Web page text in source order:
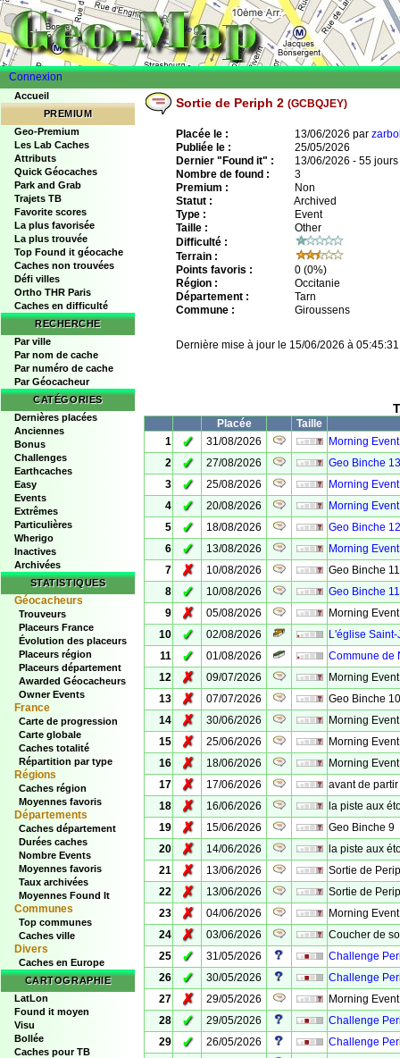
Connexion
Accueil
PREMIUM
Geo-Premium
Les Lab Caches
Attributs
Quick Géocaches
Park and Grab
Trajets TB
Favorite scores
La plus favorisée
La plus trouvée
Top Found it géocache
Caches non trouvées
Défi villes
Ortho THR Paris
Caches en difficulté
RECHERCHE
Par ville
Par nom de cache
Par numéro de cache
Par Géocacheur
CATÉGORIES
Dernières placées
Anciennes
Bonus
Challenges
Earthcaches
Easy
Events
Extrêmes
Particulières
Wherigo
Inactives
Archivées
STATISTIQUES
Géocacheurs
Trouveurs
Placeurs France
Évolution des placeurs
Placeurs région
Placeurs département
Awarded Géocacheurs
Owner Events
France
Carte de progression
Carte globale
Caches totalité
Répartition par type
Régions
Caches région
Moyennes favoris
Départements
Caches département
Durées caches
Nombre Events
Moyennes favoris
Taux archivées
Moyennes Found It
Communes
Top communes
Caches ville
Divers
Caches en Europe
CARTOGRAPHIE
LatLon
Found it moyen
Visu
Bollée
Caches pour TB
Sortie de Periph 2 (GCBQJEY)
Placée le : 13/06/2026 par
Publiée le :
25/05/2026
Dernier "Found it" :
13/06/2026 - 55 jours
Nombre de found :
3
Premium :
Non
Statut :
Archived
Type :
Event
Taille :
Other
Difficulté :
Terrain :
Points favoris :
0 (0%)
Région :
Occitanie
Département :
Tarn
Commune :
Giroussens
Dernière mise à jour le 15/06/2026 à 05:45:31
Placée
Taille
1
✓ 31/08/2026
Morning
2
✓ 27/08/2026
Geo Binche 13
3
✓ 25/08/2026
Morning
4
✓ 20/08/2026
Morning
5
✓ 18/08/2026
Geo Binche 12
6
✓ 13/08/2026
Morning
7
✗ 10/08/2026
Geo Binche 11
8
✓ 10/08/2026
Geo Binche 11
9
✗ 05/08/2026
Morning
10
✓ 02/08/2026
L'église
11
✓ 01/08/2026
Commune de
12
✗ 09/07/2026
Morning
13
✗ 07/07/2026
Geo Binche 10
14
✗ 30/06/2026
Morning
15
✗ 25/06/2026
Morning
16
✗ 18/06/2026
Morning
17
✗ 17/06/2026
avant de
18
✗ 16/06/2026
la piste aux
19
✗ 15/06/2026
Geo Binche 9
20
✗ 14/06/2026
la piste aux
21
✗ 13/06/2026
Sortie de
22
✗ 13/06/2026
Sortie de
23
✗ 04/06/2026
Morning
24
✗ 03/06/2026
Coucher de
25
✓ 31/05/2026
Challenge
26
✓ 30/05/2026
Challenge
27
✗ 29/05/2026
Morning
28
✓ 29/05/2026
Challenge
29
✓ 26/05/2026
Challenge